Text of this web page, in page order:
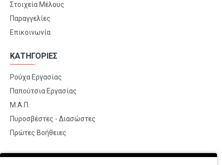
Στοιχεία Μέλους
Παραγγελίες
Επικοινωνία
ΚΑΤΗΓΟΡΙΕΣ
Ρούχα Εργασίας
Παπούτσια Εργασίας
Μ.Α.Π.
Πυροσβέστες - Διασώστες
Πρώτες Βοήθειες
BRANDS